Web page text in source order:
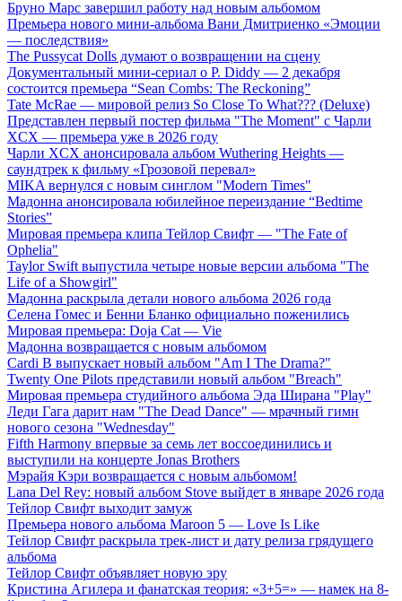
Бруно Марс завершил работу над новым альбомом
Премьера нового мини-альбома Вани Дмитриенко «Эмоции
— последствия»
The Pussycat Dolls думают о возвращении на сцену
Документальный мини-сериал о P. Diddy — 2 декабря
состоится премьера “Sean Combs: The Reckoning”
Tate McRae — мировой релиз So Close To What??? (Deluxe)
Представлен первый постер фильма "The Moment" с Чарли
XCX — премьера уже в 2026 году
Чарли XCX анонсировала альбом Wuthering Heights —
саундтрек к фильму «Грозовой перевал»
MIKA вернулся с новым синглом "Modern Times"
Мадонна анонсировала юбилейное переиздание “Bedtime
Stories”
Мировая премьера клипа Тейлор Свифт — "The Fate of
Ophelia"
Taylor Swift выпустила четыре новые версии альбома "The
Life of a Showgirl"
Мадонна раскрыла детали нового альбома 2026 года
Селена Гомес и Бенни Бланко официально поженились
Мировая премьера: Doja Cat — Vie
Мадонна возвращается с новым альбомом
Cardi B выпускает новый альбом "Am I The Drama?"
Twenty One Pilots представили новый альбом "Breach"
Мировая премьера студийного альбома Эда Ширана "Play"
Леди Гага дарит нам "The Dead Dance" — мрачный гимн
нового сезона "Wednesday"
Fifth Harmony впервые за семь лет воссоединились и
выступили на концерте Jonas Brothers
Мэрайя Кэри возвращается с новым альбомом!
Lana Del Rey: новый альбом Stove выйдет в январе 2026 года
Тейлор Свифт выходит замуж
Премьера нового альбома Maroon 5 — Love Is Like
Тейлор Свифт раскрыла трек-лист и дату релиза грядущего
альбома
Тейлор Свифт объявляет новую эру
Кристина Агилера и фанатская теория: «3+5=» — намек на 8-